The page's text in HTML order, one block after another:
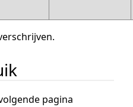
pagina